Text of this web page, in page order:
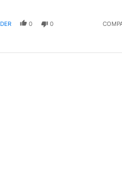
QUE HACERSE CARGO DE
0 0